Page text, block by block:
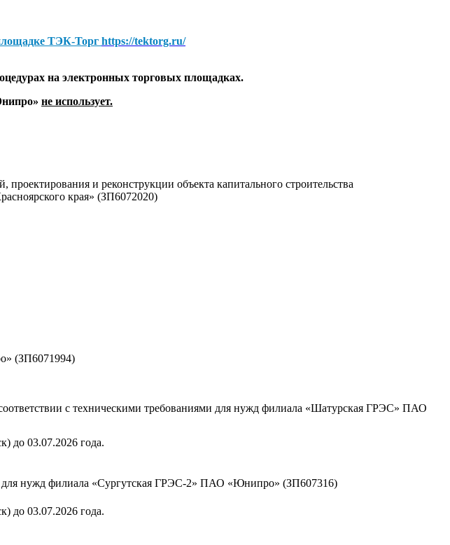
ТЭК-Торг https://tektorg.ru/
на электронных торговых площадках.
не использует.
и реконструкции объекта капитального строительства
края» (ЗП6072020)
(ЗП6071994)
с техническими требованиями для нужд филиала «Шатурская ГРЭС» ПАО
до 03.07.2026 года.
для нужд филиала «Сургутская ГРЭС-2» ПАО «Юнипро» (ЗП607316)
до 03.07.2026 года.